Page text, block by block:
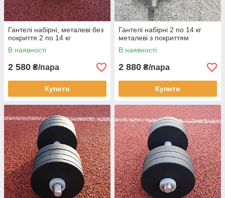
Гантелі набірні, металеві без
покриття 2 по 14 кг
В наявності
2 580 ₴/пара
Купити
Гантелі набірні 2 по 14 кг
металеві з покриттям
В наявності
2 880 ₴/пара
Купити